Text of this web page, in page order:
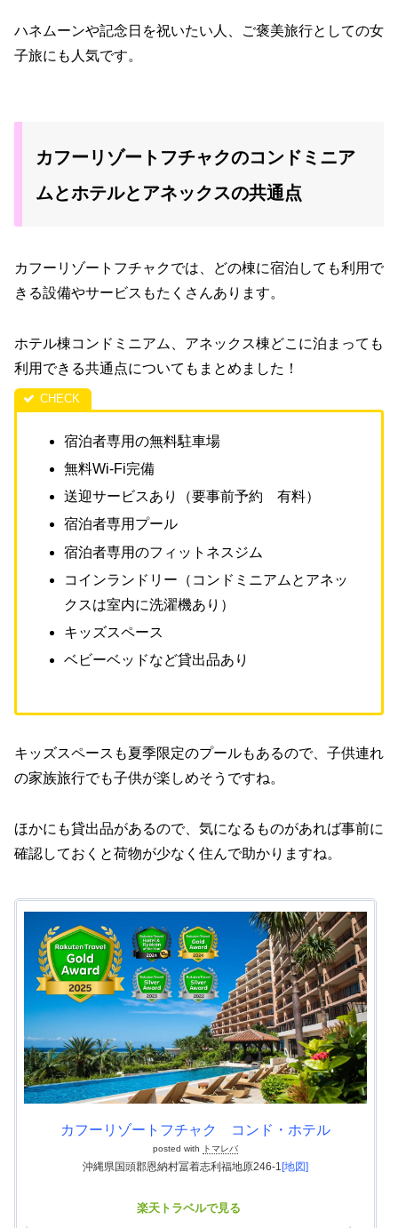
ハネムーンや記念日を祝いたい人、ご褒美旅行としての女
子旅にも人気です。
カフーリゾートフチャクのコンドミニア
ムとホテルとアネックスの共通点
カフーリゾートフチャクでは、どの棟に宿泊しても利用で
きる設備やサービスもたくさんあります。
ホテル棟コンドミニアム、アネックス棟どこに泊まっても
利用できる共通点についてもまとめました！
宿泊者専用の無料駐車場
無料Wi-Fi完備
送迎サービスあり（要事前予約 有料）
宿泊者専用プール
宿泊者専用のフィットネスジム
コインランドリー（コンドミニアムとアネッ
クスは室内に洗濯機あり）
キッズスペース
ベビーベッドなど貸出品あり
キッズスペースも夏季限定のプールもあるので、子供連れ
の家族旅行でも子供が楽しめそうですね。
ほかにも貸出品があるので、気になるものがあれば事前に
確認しておくと荷物が少なく住んで助かりますね。
カフーリゾートフチャク コンド・ホテル
posted with トマレバ
沖縄県国頭郡恩納村冨着志利福地原246-1 [地図]
楽天トラベルで見る